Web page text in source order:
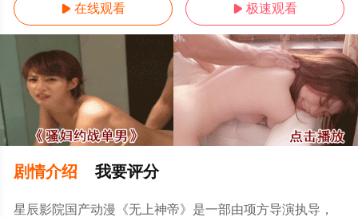
 在线观看  极速观看
剧情介绍 我要评分
星辰影院国产动漫《无上神帝》是一部由项方导演执导，